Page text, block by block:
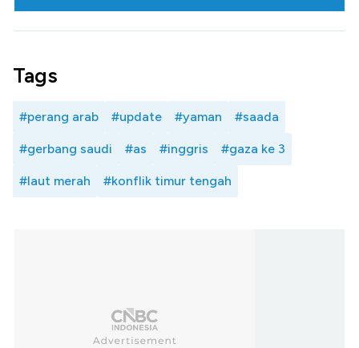
Tags
#perang arab #update #yaman #saada
#gerbang saudi #as #inggris #gaza ke 3
#laut merah #konflik timur tengah